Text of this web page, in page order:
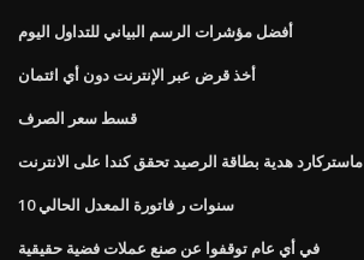
أفضل مؤشرات الرسم البياني للتداول اليوم
أخذ قرض عبر الإنترنت دون أي ائتمان
قسط سعر الصرف
ماستركارد هدية بطاقة الرصيد تحقق كندا على الانترنت
10 سنوات ر فاتورة المعدل الحالي
في أي عام توقفوا عن صنع عملات فضية حقيقية